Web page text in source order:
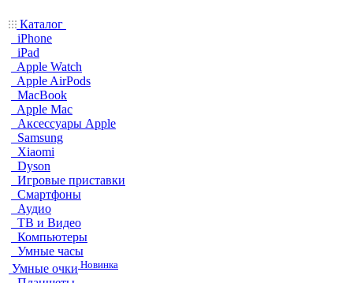
Каталог
iPhone
iPad
Apple Watch
Apple AirPods
MacBook
Apple Mac
Аксессуары Apple
Samsung
Xiaomi
Dyson
Игровые приставки
Смартфоны
Аудио
ТВ и Видео
Компьютеры
Умные часы
Умные очки Новинка